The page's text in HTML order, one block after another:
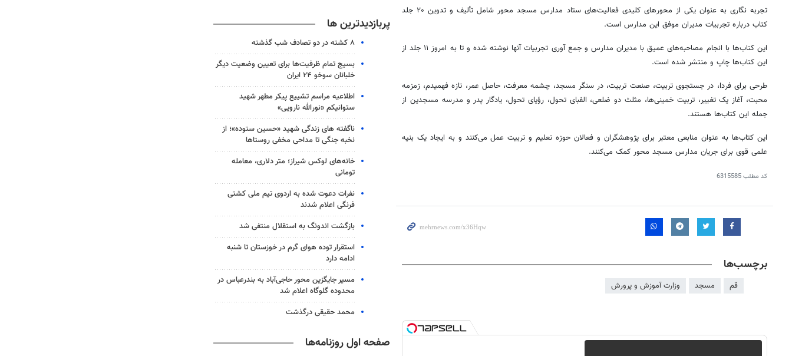
تجربه نگاری به عنوان یکی از محورهای کلیدی فعالیت‌های ستاد مدارس مسجد محور شامل تألیف و تدوین ۲۰ جلد
کتاب درباره تجربیات مدیران موفق این مدارس است.
این کتاب‌ها با انجام مصاحبه‌های عمیق با مدیران مدارس و جمعآوری
تجربیات آنها نوشته شده و تا به امروز ۱۱ جلد از
این کتاب‌ها چاپ و منتشر شده است.
طرحی برای فردا، در جستجوی تربیت، صنعت تربیت، در سنگر مسجد، چشمه معرفت، حاصل عمر، تازه فهمیدم، زمزمه
محبت، آغاز یک تغییر، تربیت خمینی‌ها، مثلث دو ضلعی، الفبای تحول، رؤیای تحول، یادگار پدر و مدرسه مسجدین از
جمله این کتاب‌ها هستند.
این کتاب‌ها به عنوان منابعی معتبر برای پژوهشگران و فعالان حوزه تعلیم و تربیت عمل می‌کنند و به ایجاد یک بنیه
علمی قوی برای جریان مدارس مسجد محور کمک می‌کنند.
کد مطلب6315585
برچسب‌ها
قم مسجد وزارت آموزش و پرورش
پربازدیدترین ها
۸ کشته در دو تصادف شب گذشته
بسیج تمام ظرفیت‌ها برای تعیین وضعیت دیگر
خلبانان سوخو ۲۴ ایران
اطلاعیه مراسم تشییع پیکر مطهر شهید
ستوانیکم «نورالله نارویی»
ناگفته های زندگی شهید «حسین ستوده»؛ از
نخبه جنگی تا مداحی مخفی روستاها
خانه‌های لوکس شیراز؛ متر دلاری، معامله
تومانی
نفرات دعوت شده به اردوی تیم ملی کشتی
فرنگی اعلام شدند
بازگشت اندونگ به استقلال منتفی شد
استقرار توده هوای گرم در خوزستان تا شنبه
ادامه دارد
مسیر جایگزین محور حاجی‌آباد به بندرعباس در
محدوده گلوگاه اعلام شد
محمد حقیقی درگذشت
صفحه اول روزنامه‌ها